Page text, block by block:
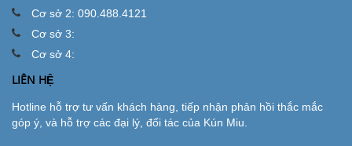
Cơ sở 2: 090.488.4121
Cơ sở 3:
Cơ sở 4:
LIÊN HỆ
Hotline hỗ trợ tư vấn khách hàng, tiếp nhận phản hồi thắc mắc
góp ý, và hỗ trợ các đại lý, đối tác của Kún Miu.